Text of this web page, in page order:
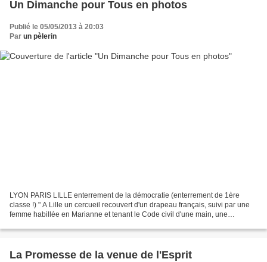
Un Dimanche pour Tous en photos
Publié le 05/05/2013 à 20:03
Par un pèlerin
LYON PARIS LILLE enterrement de la démocratie (enterrement de 1ère
classe !) " A Lille un cercueil recouvert d'un drapeau français, suivi par une
femme habillée en Marianne et tenant le Code civil d'une main, une
La Promesse de la venue de l'Esprit